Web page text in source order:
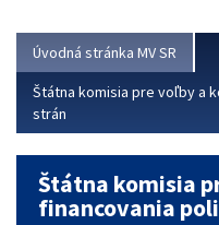
Úvodná stránka MV SR
Štátna komisia pre voľby a
strán
Štátna komisia
financovania